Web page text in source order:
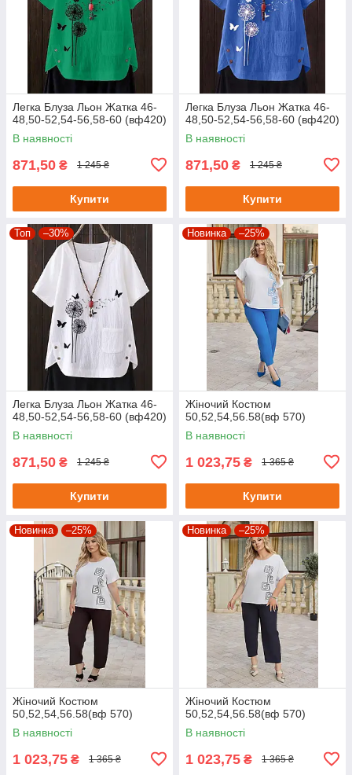
Легка Блуза Льон Жатка 46-
48,50-52,54-56,58-60 (вф420)
В наявності
871,50 ₴ 1 245 ₴
Купити
Легка Блуза Льон Жатка 46-
48,50-52,54-56,58-60 (вф420)
В наявності
871,50 ₴ 1 245 ₴
Купити
Топ –30%
Легка Блуза Льон Жатка 46-
48,50-52,54-56,58-60 (вф420)
В наявності
871,50 ₴ 1 245 ₴
Купити
Новинка –25%
Жіночий Костюм
50,52,54,56.58(вф 570)
В наявності
1 023,75 ₴ 1 365 ₴
Купити
Новинка –25%
Жіночий Костюм
50,52,54,56.58(вф 570)
В наявності
1 023,75 ₴ 1 365 ₴
Новинка –25%
Жіночий Костюм
50,52,54,56.58(вф 570)
В наявності
1 023,75 ₴ 1 365 ₴